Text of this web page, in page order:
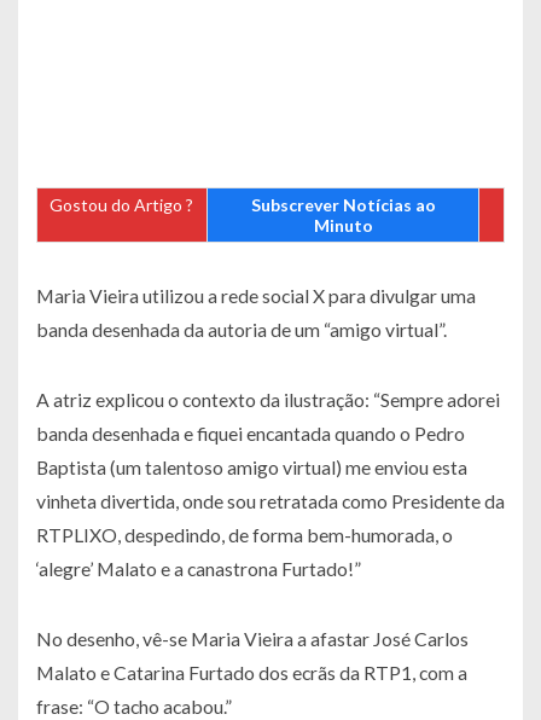
Gostou do Artigo ?
Subscrever Notícias ao
Minuto
Maria Vieira utilizou a rede social X para divulgar uma
banda desenhada da autoria de um “amigo virtual”.
A atriz explicou o contexto da ilustração: “Sempre adorei
banda desenhada e fiquei encantada quando o Pedro
Baptista (um talentoso amigo virtual) me enviou esta
vinheta divertida, onde sou retratada como Presidente da
RTPLIXO, despedindo, de forma bem-humorada, o
‘alegre’ Malato e a canastrona Furtado!”
No desenho, vê-se Maria Vieira a afastar José Carlos
Malato e Catarina Furtado dos ecrãs da RTP1, com a
frase: “O tacho acabou.”